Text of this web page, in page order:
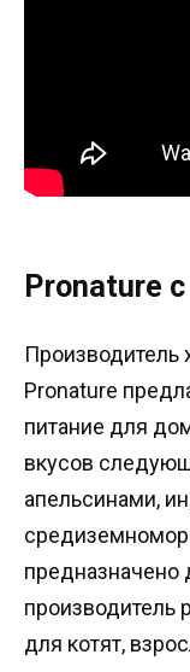
Pronature
Производитель
Pronature
питание для
вкусов
апельсинами,
предназначено
производитель
для котят,